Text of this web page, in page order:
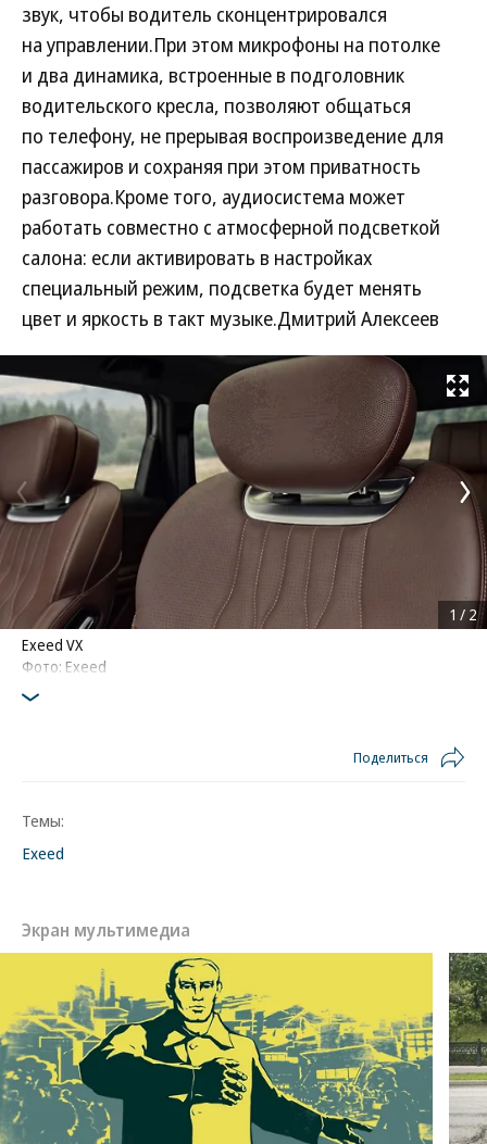
звук, чтобы водитель сконцентрировался
на управлении.При этом микрофоны на потолке
и два динамика, встроенные в подголовник
водительского кресла, позволяют общаться
по телефону, не прерывая воспроизведение для
пассажиров и сохраняя при этом приватность
разговора.Кроме того, аудиосистема может
работать совместно с атмосферной подсветкой
салона: если активировать в настройках
специальный режим, подсветка будет менять
цвет и яркость в такт музыке.Дмитрий Алексеев
Развернуть
Exeed VX
Фото: Exeed
1 / 2
Поделиться
Темы:
Exeed
Экран мультимедиа